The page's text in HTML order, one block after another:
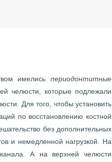
имелись периодонтитные
челюсти, которые подлежали
Для того, чтобы установить
по восстановлению костной
без дополнительных
и немедленной нагрузкой. На
А на верхней челюсти